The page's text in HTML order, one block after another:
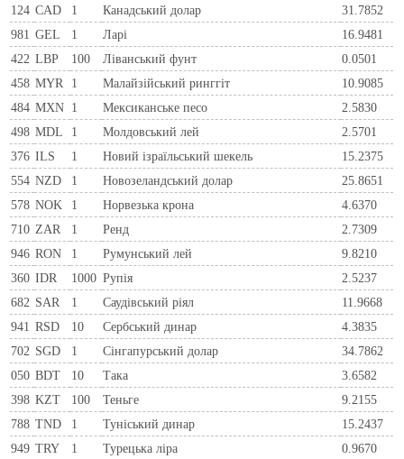
124 CAD 1 Канадський долар
31.7852
981 GEL 1 Ларi
16.9481
422 LBP 100 Ліванський фунт
0.0501
458 MYR 1 Малайзійський ринггіт
10.9085
484 MXN 1 Мексиканське песо
2.5830
498 MDL 1 Молдовський лей
2.5701
376 ILS 1 Новий ізраїльський шекель
15.2375
554 NZD 1 Новозеландський долар
25.8651
578 NOK 1 Норвезька крона
4.6370
710 ZAR 1 Ренд
2.7309
946 RON 1 Румунський лей
9.8210
360 IDR 1000 Рупія
2.5237
682 SAR 1 Саудівський ріял
11.9668
941 RSD 10 Сербський динар
4.3835
702 SGD 1 Сінгапурський долар
34.7862
050 BDT 10 Така
3.6582
398 KZT 100 Теньге
9.2155
788 TND 1 Туніський динар
15.2437
949 TRY 1 Турецька ліра 0.9670